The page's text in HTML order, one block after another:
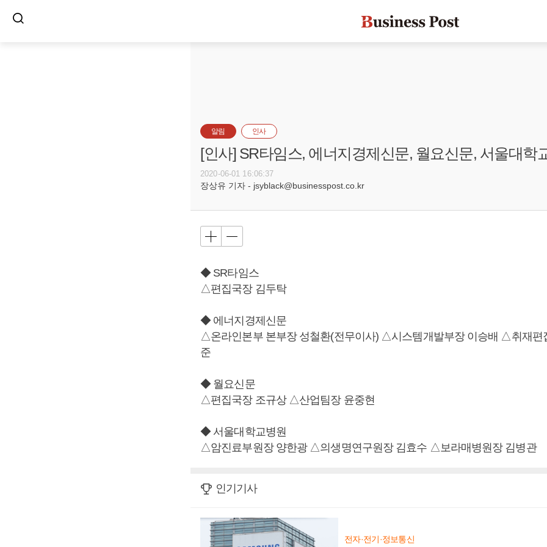
알림 인사
[인사] SR타임스, 에너지경제신문, 월요신문, 서울대학
2020-06-01 16:06:37
장상유 기자 - jsyblack@businesspost.co.kr
◆ SR타임스
△편집국장 김두탁
◆ 에너지경제신문
△온라인본부 본부장 성철환(전무이사) △시스템개발부장 이승배 △취재편
준
◆ 월요신문
△편집국장 조규상 △산업팀장 윤중현
◆ 서울대학교병원
△암진료부원장 양한광 △의생명연구원장 김효수 △보라매병원장 김병관
인기기사
전자·전기·정보통신